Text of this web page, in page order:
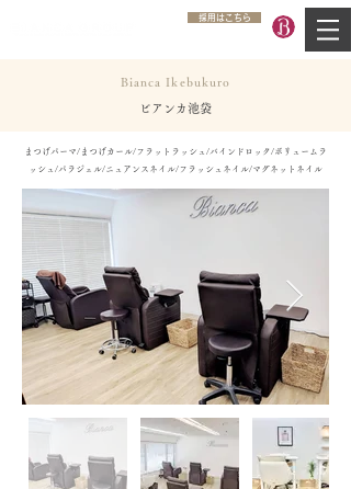
採用はこちら
Bianca Ikebukuro
ビアンカ池袋
まつげパーマ/まつげカール/フラットラッシュ/バインドロック/ボリュームラ
ッシュ/パラジェル/ニュアンスネイル/フラッシュネイル/マグネットネイル